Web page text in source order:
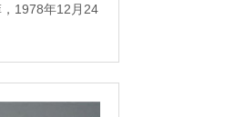
1978年12月24